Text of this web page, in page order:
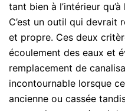
tant bien à l’intérieur qu’à
C’est un outil qui devrait
et propre. Ces deux
écoulement des eaux et
remplacement de
incontournable lorsque
ancienne ou cassée